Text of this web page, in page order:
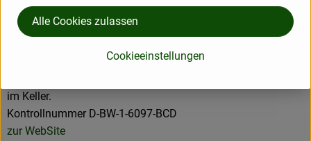
Beziehungen zu unseren Winzern. Gute Weine entstehen im
Weinberg, in einem intakten Lebensraum, durch die Hand
zusammenarbeiten, legen offen und transparent ihre
im Keller.
Kontrollnummer D-BW-1-6097-BCD
zur WebSite
Cookieeinstellungen
Alle Cookies zulassen